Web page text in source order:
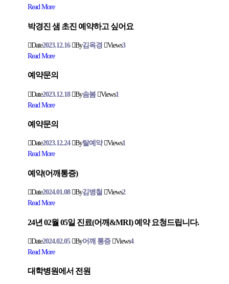
Read More
박경진 샘 초진 예약하고 싶어요
Date2023.12.16 By김옥경 Views3
Read More
예약문의
Date2023.12.18 By솜봄 Views1
Read More
예약문의
Date2023.12.24 By탈예약 Views1
Read More
예약(어깨통증)
Date2024.01.08 By김병철 Views2
Read More
24년 02월 05일 진료(어깨&MRI) 예약 요청드립니다.
Date2024.02.05 By어깨 통증 Views4
Read More
대학병원에서 전원